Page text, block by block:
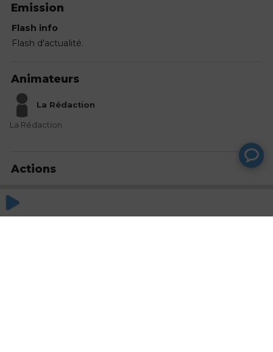
Emission
Flash info
Flash d'actualité.
Animateurs
La Rédaction
La Rédaction
Actions